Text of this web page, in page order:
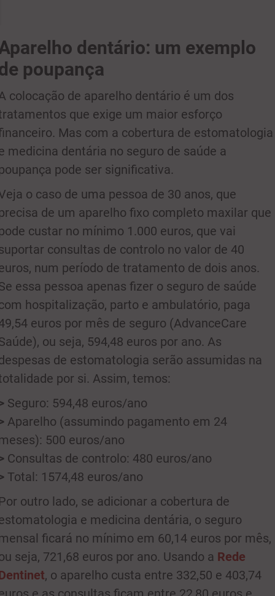
dentário: um exemplo
poupança
colocação de aparelho dentário é um dos
que exige um maior esforço
Mas com a cobertura de estomatologia
medicina dentária no seguro de saúde a
pode ser significativa.
o caso de uma pessoa de 30 anos, que
de um aparelho fixo completo maxilar que
custar no mínimo 1.000 euros, que vai
consultas de controlo no valor de 40
num período de tratamento de dois anos.
essa pessoa apenas fizer o seguro de saúde
hospitalização, parto e ambulatório, paga
euros por mês de seguro (AdvanceCare
ou seja, 594,48 euros por ano. As
de estomatologia serão assumidas na
por si. Assim, temos:
Seguro: 594,48 euros/ano
Aparelho (assumindo pagamento em 24
500 euros/ano
Consultas de controlo: 480 euros/ano
Total: 1574,48 euros/ano
outro lado, se adicionar a cobertura de
e medicina dentária, o seguro
ficará no mínimo em 60,14 euros por mês,
seja, 721,68 euros por ano. Usando a Rede
, o aparelho custa entre 332,50 e 403,74